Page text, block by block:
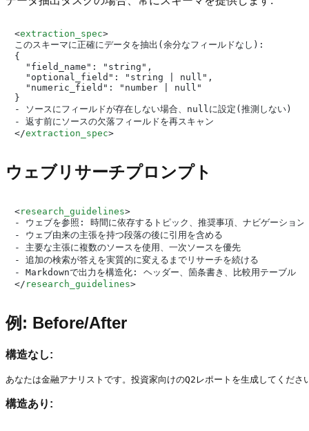
<extraction_spec>
このスキーマに正確にデータを抽出(余分なフィールドなし):
{
  "field_name": "string",
  "optional_field": "string | null",
  "numeric_field": "number | null"
}
- ソースにフィールドが存在しない場合、nullに設定(推測しない)
</extraction_spec>
ウェブリサーチプロンプト
<research_guidelines>
- ウェブを参照: 時間に依存するトピック、推奨事項、ナビゲーション
- ウェブ由来の主張を持つ段落の後に引用を含める
- 主要な主張に複数のソースを使用、一次ソースを優先
- 追加の検索が答えを実質的に変えるまでリサーチを続ける
</ research_guidelines>
例: Before/After
構造なし:
構造あり: